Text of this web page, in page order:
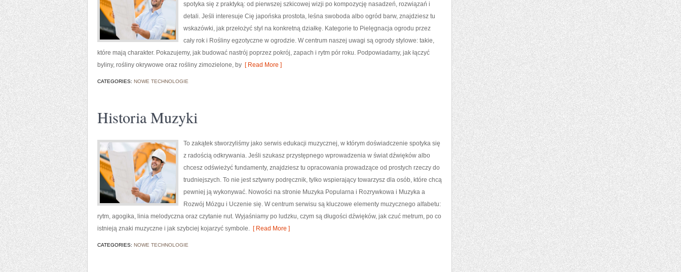
spotyka się z praktyką: od pierwszej szkicowej wizji po kompozycję nasadzeń, rozwiązań i
detali. Jeśli interesuje Cię japońska prostota, leśna swoboda albo ogród barw, znajdziesz tu
wskazówki, jak przełożyć styl na konkretną działkę. Kategorie to Pielęgnacja ogrodu przez
cały rok i Rośliny egzotyczne w ogrodzie. W centrum naszej uwagi są ogrody stylowe: takie,
które mają charakter. Pokazujemy, jak budować nastrój poprzez pokrój, zapach i rytm pór roku. Podpowiadamy, jak łączyć
byliny, rośliny okrywowe oraz rośliny zimozielone, by [ Read More ]
CATEGORIES: NOWE TECHNOLOGIE
Historia Muzyki
To zakątek stworzyliśmy jako serwis edukacji muzycznej, w którym doświadczenie spotyka się
z radością odkrywania. Jeśli szukasz przystępnego wprowadzenia w świat dźwięków albo
chcesz odświeżyć fundamenty, znajdziesz tu opracowania prowadzące od prostych rzeczy do
trudniejszych. To nie jest sztywny podręcznik, tylko wspierający towarzysz dla osób, które chcą
pewniej ją wykonywać. Nowości na stronie Muzyka Popularna i Rozrywkowa i Muzyka a
Rozwój Mózgu i Uczenie się. W centrum serwisu są kluczowe elementy muzycznego alfabetu:
rytm, agogika, linia melodyczna oraz czytanie nut. Wyjaśniamy po ludzku, czym są długości dźwięków, jak czuć metrum, po co
istnieją znaki muzyczne i jak szybciej kojarzyć symbole. [ Read More ]
CATEGORIES: NOWE TECHNOLOGIE